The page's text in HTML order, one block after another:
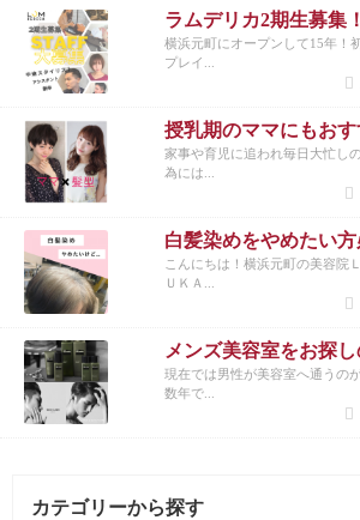
ラムデリカ2期生募集
横浜元町にオープンして15年！
プレイ...
家事や育児に追われ毎日大忙し
為には...
白髪染めをやめたい方
こんにちは！横浜元町の美容院
ＵＫＡ...
現在では男性が美容室へ通うの
数年で...
カテゴリーから探す